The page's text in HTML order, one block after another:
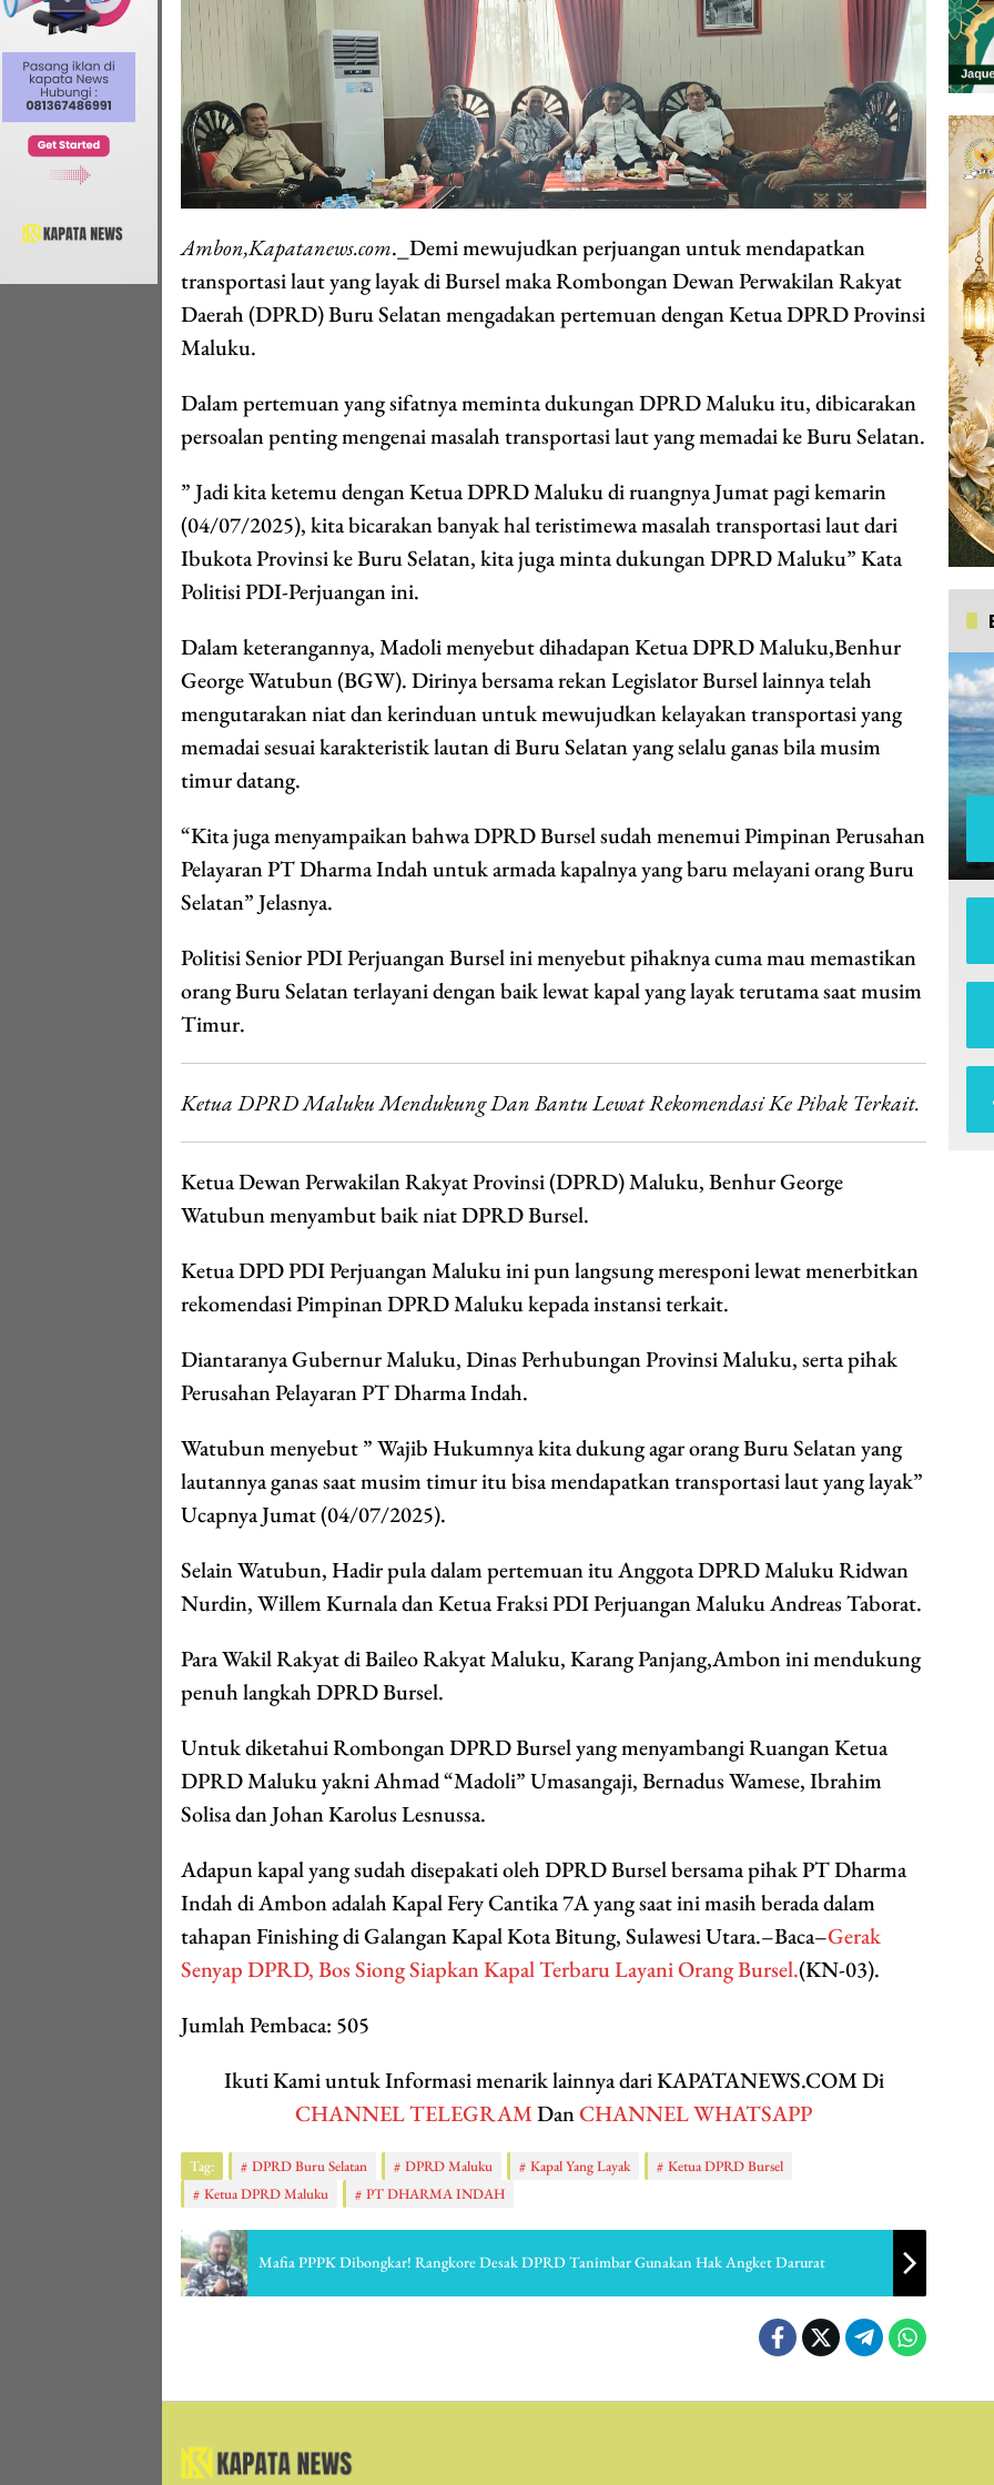
Ambon,Kapatanews.com._Demi mewujudkan perjuangan untuk mendapatkan
transportasi laut yang layak di Bursel maka Rombongan Dewan Perwakilan Rakyat
Daerah (DPRD) Buru Selatan mengadakan pertemuan dengan Ketua DPRD Provinsi
Maluku.
Dalam pertemuan yang sifatnya meminta dukungan DPRD Maluku itu, dibicarakan
persoalan penting mengenai masalah transportasi laut yang memadai ke Buru Selatan.
” Jadi kita ketemu dengan Ketua DPRD Maluku di ruangnya Jumat pagi kemarin
(04/07/2025), kita bicarakan banyak hal teristimewa masalah transportasi laut dari
Ibukota Provinsi ke Buru Selatan, kita juga minta dukungan DPRD Maluku” Kata
Politisi PDI-Perjuangan ini.
Dalam keterangannya, Madoli menyebut dihadapan Ketua DPRD Maluku,Benhur
George Watubun (BGW). Dirinya bersama rekan Legislator Bursel lainnya telah
mengutarakan niat dan kerinduan untuk mewujudkan kelayakan transportasi yang
memadai sesuai karakteristik lautan di Buru Selatan yang selalu ganas bila musim
timur datang.
“Kita juga menyampaikan bahwa DPRD Bursel sudah menemui Pimpinan Perusahan
Pelayaran PT Dharma Indah untuk armada kapalnya yang baru melayani orang Buru
Selatan” Jelasnya.
Politisi Senior PDI Perjuangan Bursel ini menyebut pihaknya cuma mau memastikan
orang Buru Selatan terlayani dengan baik lewat kapal yang layak terutama saat musim
Timur.
Ketua DPRD Maluku Mendukung Dan Bantu Lewat Rekomendasi Ke Pihak Terkait.
Ketua Dewan Perwakilan Rakyat Provinsi (DPRD) Maluku, Benhur George
Watubun menyambut baik niat DPRD Bursel.
Ketua DPD PDI Perjuangan Maluku ini pun langsung meresponi lewat menerbitkan
rekomendasi Pimpinan DPRD Maluku kepada instansi terkait.
Diantaranya Gubernur Maluku, Dinas Perhubungan Provinsi Maluku, serta pihak
Perusahan Pelayaran PT Dharma Indah.
Watubun menyebut ” Wajib Hukumnya kita dukung agar orang Buru Selatan yang
lautannya ganas saat musim timur itu bisa mendapatkan transportasi laut yang layak”
Ucapnya Jumat (04/07/2025).
Selain Watubun, Hadir pula dalam pertemuan itu Anggota DPRD Maluku Ridwan
Nurdin, Willem Kurnala dan Ketua Fraksi PDI Perjuangan Maluku Andreas Taborat.
Para Wakil Rakyat di Baileo Rakyat Maluku, Karang Panjang,Ambon ini mendukung
penuh langkah DPRD Bursel.
Untuk diketahui Rombongan DPRD Bursel yang menyambangi Ruangan Ketua
DPRD Maluku yakni Ahmad “Madoli” Umasangaji, Bernadus Wamese, Ibrahim
Solisa dan Johan Karolus Lesnussa.
Adapun kapal yang sudah disepakati oleh DPRD Bursel bersama pihak PT Dharma
Indah di Ambon adalah Kapal Fery Cantika 7A yang saat ini masih berada dalam
tahapan Finishing di Galangan Kapal Kota Bitung, Sulawesi Utara.–Baca–Gerak
Senyap DPRD, Bos Siong Siapkan Kapal Terbaru Layani Orang Bursel.(KN-03).
Jumlah Pembaca: 505
Ikuti Kami untuk Informasi menarik lainnya dari KAPATANEWS.COM Di
CHANNEL TELEGRAMDanCHANNEL WHATSAPP
Tag: DPRD Buru Selatan DPRD Maluku Kapal Yang Layak
Ketua DPRD Bursel
Ketua DPRD Maluku
PT DHARMA INDAH
Mafia PPPK Dibongkar! Rangkore Desak DPRD Tanimbar Gunakan Hak Angket Darurat